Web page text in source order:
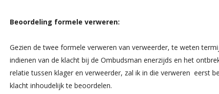
Beoordeling formele verweren:
Gezien de twee formele verweren van verweerder, te weten
indienen van de klacht bij de Ombudsman enerzijds en het
relatie tussen klager en verweerder, zal ik in die verweren eerst
klacht inhoudelijk te beoordelen.